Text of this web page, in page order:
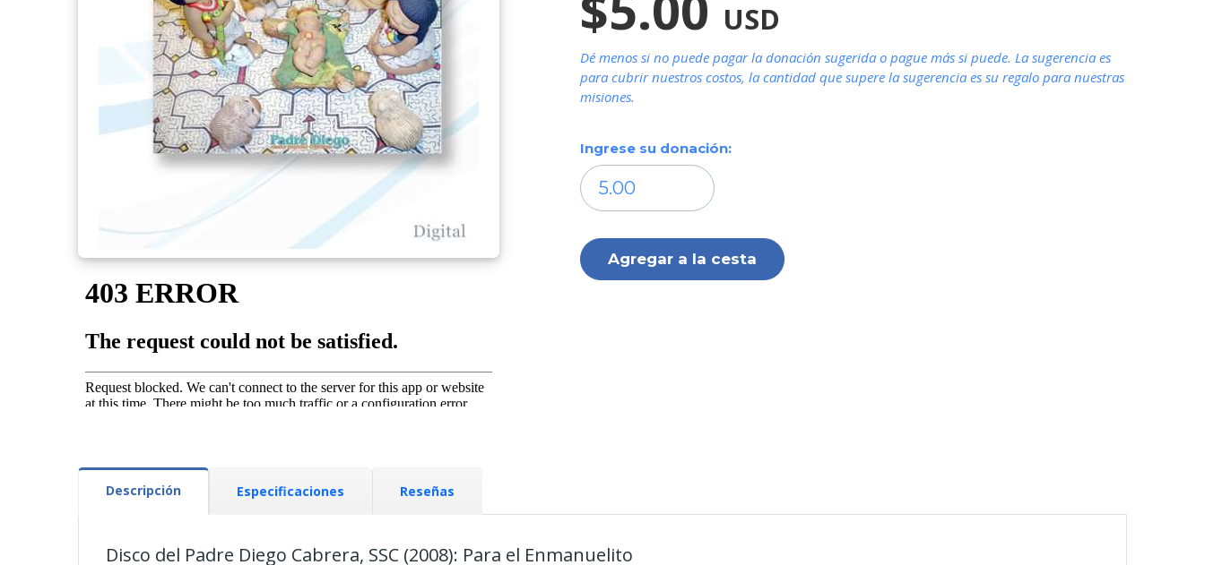
USD
Dé menos si no puede pagar la donación sugerida o pague más si puede. La sugerencia es
para cubrir nuestros costos, la cantidad que supere la sugerencia es su regalo para nuestras
misiones.
Ingrese su donación:
Descripción Especificaciones Reseñas
Disco del Padre Diego Cabrera, SSC (2008): Para el Enmanuelito